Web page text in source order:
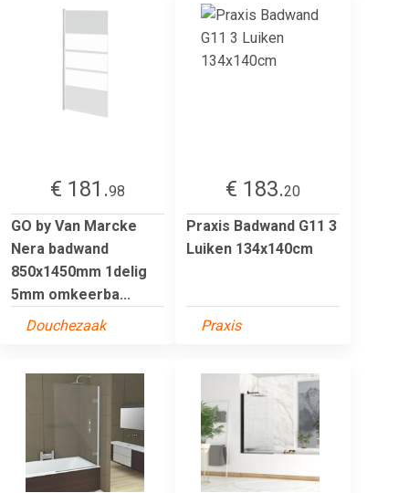
€ 181.98
GO by Van Marcke
Nera badwand
850x1450mm 1delig
5mm omkeerba...
Douchezaak
€ 183.20
Praxis Badwand G11 3
Luiken 134x140cm
Praxis